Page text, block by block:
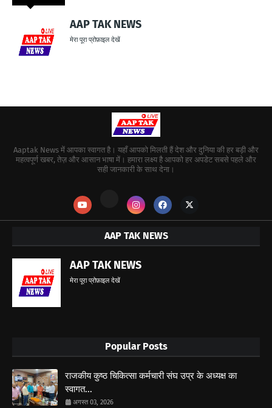
AAP TAK NEWS
मेरा पूरा प्रोफ़ाइल देखें
Aaptak News में आपका स्वागत है। यहाँ आपको मिलती हैं देश और दुनिया की हर बड़ी और
महत्वपूर्ण खबर, तेज़ और आसान भाषा में। हमारा लक्ष्य है आपको हर अपडेट सबसे पहले और
सही जानकारी के साथ देना।
AAP TAK NEWS
AAP TAK NEWS
मेरा पूरा प्रोफ़ाइल देखें
Popular Posts
राजकीय कुष्ठ चिकित्सा कर्मचारी संघ उप्र के अध्यक्ष का
स्वागत...
अगस्त 03, 2026